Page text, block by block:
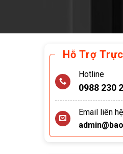
Hỗ Trợ
Hotline
0988 230
Email liên hệ